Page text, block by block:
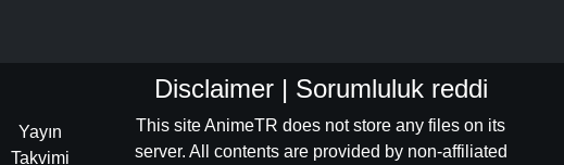
Yayın
Takvimi
Disclaimer | Sorumluluk reddi
This site AnimeTR does not store any files on its
server. All contents are provided by non-affiliated